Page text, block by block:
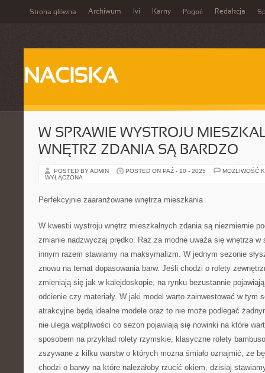
Strona główna Archiwum Ivi Karny Pogoń Redakcja
NACISKA
W SPRAWIE WYSTROJU
WNĘTRZ ZDANIA SĄ BARDZO
POSTED BY ADMIN POSTED ON PAŹ - 10 - 2025
MOŻLIWOŚĆ
WYŁĄCZONA
Perfekcyjnie zaaranżowane wnętrza mieszkania
W kwestii wystroju wnętrz mieszkalnych zdania są niezmiernie
zmianie nadzwyczaj prędko. Raz za modne uważa się wnętrza
innym razem stawiamy na maksymalizm. W jednym sezonie
znowu na temat dopasowania barw. Jeśli chodzi o rolety
zmieniają się jak w kalejdoskopie, na rynku bezustannie
odcienie czy materiały. W jaki model warto zainwestować w tym
atrakcyjne będą idealne modele oraz to nie może podlegać
nie ulega wątpliwości co sezon pojawiają się nowinki na które
sposobem na przykład rolety rzymskie, klasyczne rolety
zszywane z kilku warstw o których można śmiało oznajmić, ze
chodzi o barwy na które należałoby rzucić okiem, dzisiaj